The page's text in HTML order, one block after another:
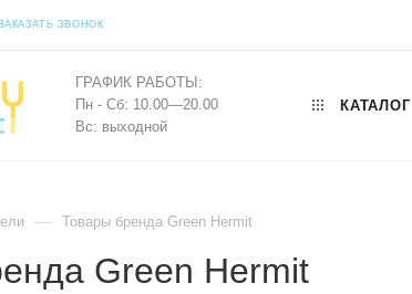
ЗВОНОК
ГРАФИК РАБОТЫ:
Пн - Сб: 10.00—20.00
Вс: выходной
КАТАЛОГ
— Товары бренда Green Hermit
Green Hermit